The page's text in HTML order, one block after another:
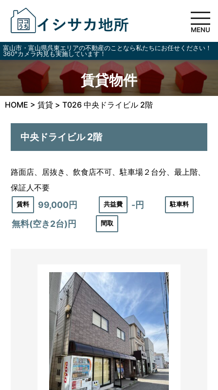
MENU
富山市・富山県呉東エリアの不動産のことなら私たちにお任せください！
360°カメラ内見も実施しています！
賃貸物件
HOME > 賃貸 > T026 中央ドライビル 2階
中央ドライビル 2階
路面店、居抜き、飲食店不可、駐車場２台分、最上階、
保証人不要
賃料 99,000円 共益費 -円 駐車料
無料(空き2台)円 間取